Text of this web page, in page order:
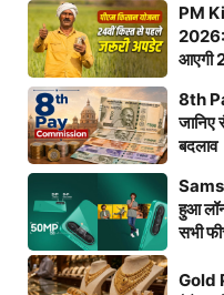
PM
2026:
आएगी
8th
जानिए
बदलाव
हुआ
सभी
Gold